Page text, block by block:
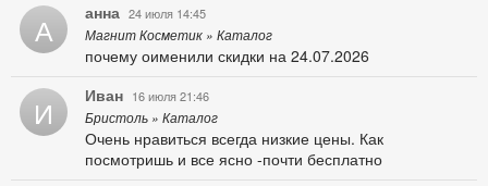
А анна 24 июля 14:45
Магнит Косметик » Каталог
почему оименили скидки на 24.07.2026
И Иван 16 июля 21:46
Бристоль » Каталог
Очень нравиться всегда низкие цены. Как
посмотришь и все ясно -почти бесплатно